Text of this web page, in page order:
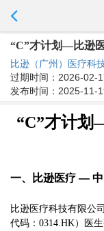
“C”才计划—比逊
比逊（广州）医疗科
过期时间：2026-02-
发布时间：2025-11-
“C”才计划
一、比逊医疗 —
比逊医疗科技有限公
代码：0314.HK）医